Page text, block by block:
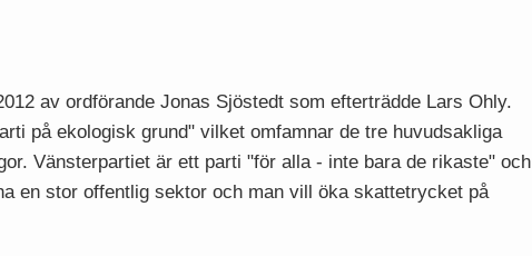
av ordförande Jonas Sjöstedt som efterträdde Lars Ohly.
på ekologisk grund" vilket omfamnar de tre huvudsakliga
Vänsterpartiet är ett parti "för alla - inte bara de rikaste" och
en stor offentlig sektor och man vill öka skattetrycket på